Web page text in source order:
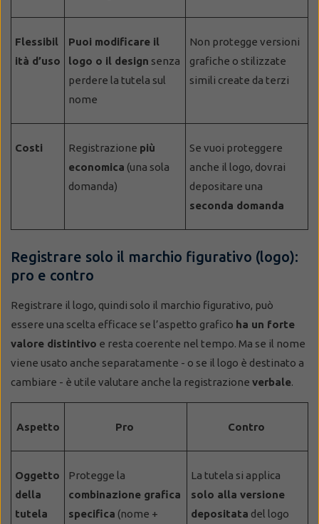
Flessibil
ità d’uso
Puoi modificare il
logo o il design senza
perdere la tutela sul
nome
Non protegge versioni
grafiche o stilizzate
simili create da terzi
Costi Registrazione più
economica (una sola
domanda)
Se vuoi proteggere
anche il logo, dovrai
depositare una
seconda domanda
Registrare solo il marchio figurativo (logo):
pro e contro
Registrare il logo, quindi solo il marchio figurativo, può
essere una scelta efficace se l’aspetto grafico ha un forte
valore distintivo e resta coerente nel tempo. Ma se il nome
viene usato anche separatamente - o se il logo è destinato a
cambiare - è utile valutare anche la registrazione verbale.
Aspetto Pro Contro
Oggetto
della
tutela
Protegge la
combinazione grafica
specifica (nome +
La tutela si applica
solo alla versione
depositata del logo